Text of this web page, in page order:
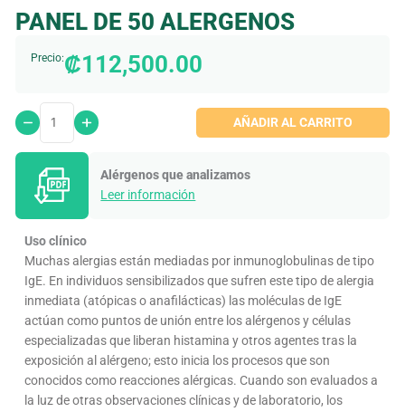
PANEL DE 50 ALERGENOS
Precio:₡112,500.00
AÑADIR AL CARRITO
Alérgenos que analizamos
Leer información
Uso clínico
Muchas alergias están mediadas por inmunoglobulinas de tipo
IgE. En individuos sensibilizados que sufren este tipo de alergia
inmediata (atópicas o anafilácticas) las moléculas de IgE
actúan como puntos de unión entre los alérgenos y células
especializadas que liberan histamina y otros agentes tras la
exposición al alérgeno; esto inicia los procesos que son
conocidos como reacciones alérgicas. Cuando son evaluados a
la luz de otras observaciones clínicas y de laboratorio, los